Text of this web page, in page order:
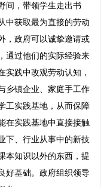
间，带领学生走出书
中获取最为直接的劳动
，政府可以诚挚邀请或
通过他们的实际经验来
实践中改观劳动认知，
乡镇企业、家庭手工作
工实践基地，从而保障
在实践基地中直接接触
下、行业从事中的新技
本知识以外的东西，提
好基础。政府组织领导